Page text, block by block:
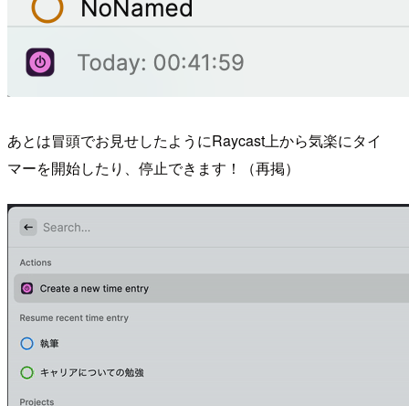
あとは冒頭でお見せしたようにRaycast上から気楽にタイ
マーを開始したり、停止できます！（再掲）